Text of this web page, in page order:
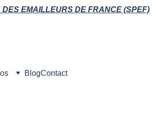
EMAILLEURS DE FRANCE (SPEF)
BlogContact